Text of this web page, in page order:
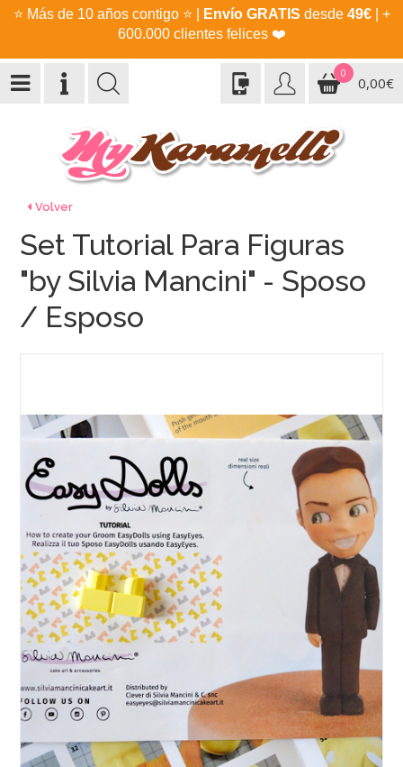
⭐ Más de 10 años contigo ⭐ Envío GRATIS desde 49€| +
600.000 clientes felices ❤️
0
0,00€
Volver
Set Tutorial Para Figuras
"by Silvia Mancini" - Sposo
/ Esposo